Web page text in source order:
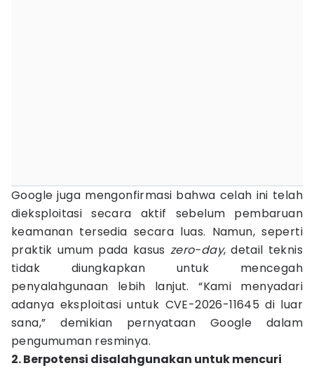
Google juga mengonfirmasi bahwa celah ini telah
dieksploitasi secara aktif sebelum pembaruan
keamanan tersedia secara luas. Namun, seperti
praktik umum pada kasus zero-day, detail teknis
tidak diungkapkan untuk mencegah
penyalahgunaan lebih lanjut. “Kami menyadari
adanya eksploitasi untuk CVE-2026-11645 di luar
sana,” demikian pernyataan Google dalam
pengumuman resminya.
2. Berpotensi disalahgunakan untuk mencuri